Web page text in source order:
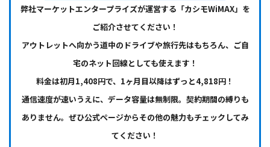
弊社マーケットエンタープライズが運営する「カシモWiMAX」を
ご紹介させてください！
アウトレットへ向かう道中のドライブや旅行先はもちろん、ご自
宅のネット回線としても使えます！
料金は初月1,408円で、1ヶ月目以降はずっと4,818円！
通信速度が速いうえに、データ容量は無制限。契約期間の縛りも
ありません。ぜひ公式ページからその他の魅力もチェックしてみ
てください！